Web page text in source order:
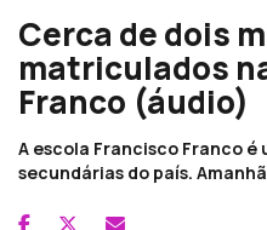
Cerca de dois
matriculados
Franco (áudio)
A escola Francisco Franco é
secundárias do país.